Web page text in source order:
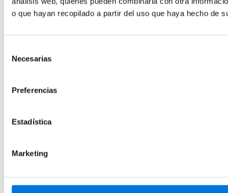
o que hayan recopilado a partir del uso que haya hecho de
Necesarias
Preferencias
Estadística
Marketing
SiteSpect